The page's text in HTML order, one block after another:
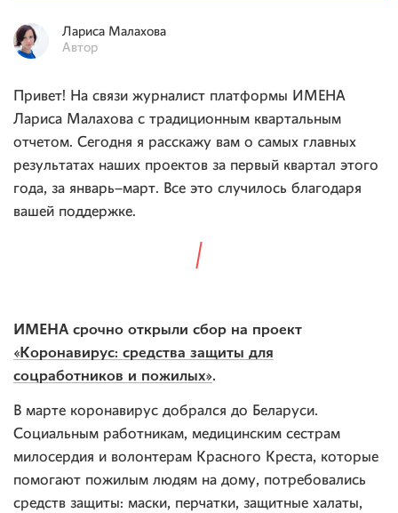
Лариса Малахова
Автор
Привет! На связи журналист платформы ИМЕНА
Лариса Малахова с традиционным квартальным
отчетом. Сегодня я расскажу вам о самых главных
результатах наших проектов за первый квартал этого
года, за январь–март. Все это случилось благодаря
вашей поддержке.
ИМЕНА срочно открыли сбор на проект
«Коронавирус: средства защиты для
соцработников и пожилых».
В марте коронавирус добрался до Беларуси.
Социальным работникам, медицинским сестрам
милосердия и волонтерам Красного Креста, которые
помогают пожилым людям на дому, потребовались
средств защиты: маски, перчатки, защитные халаты,